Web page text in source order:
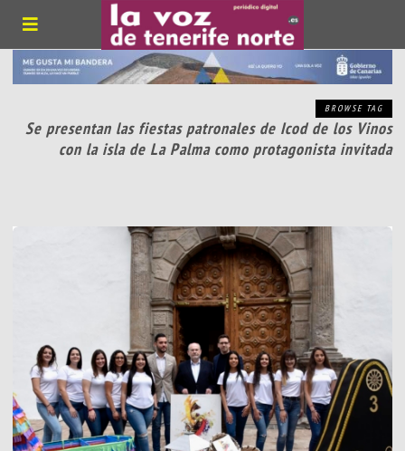
BROWSE TAG
Se presentan las fiestas patronales de Icod de los Vinos
con la isla de La Palma como protagonista invitada